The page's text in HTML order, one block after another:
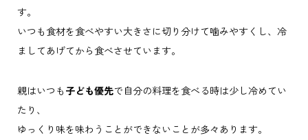
す。
いつも食材を食べやすい大きさに切り分けて噛みやすくし、冷
ましてあげてから食べさせています。
親はいつも 子ども優先で自分の料理を食べる時は少し冷めてい
たり、
ゆっくり味を味わうことができないことが多々あります。